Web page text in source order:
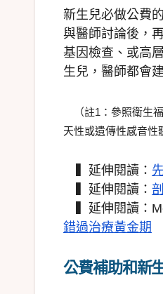
新生兒必做公費
與醫師討論後，
基因檢查、或高
生兒，醫師都會
（註1：參照衛生
天性或遺傳性感音性
▍延伸閱讀：
▍延伸閱讀：
▍延伸閱讀：
錯過治療黃金期
公費補助和新